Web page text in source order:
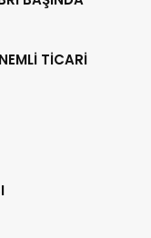
TİCARİ